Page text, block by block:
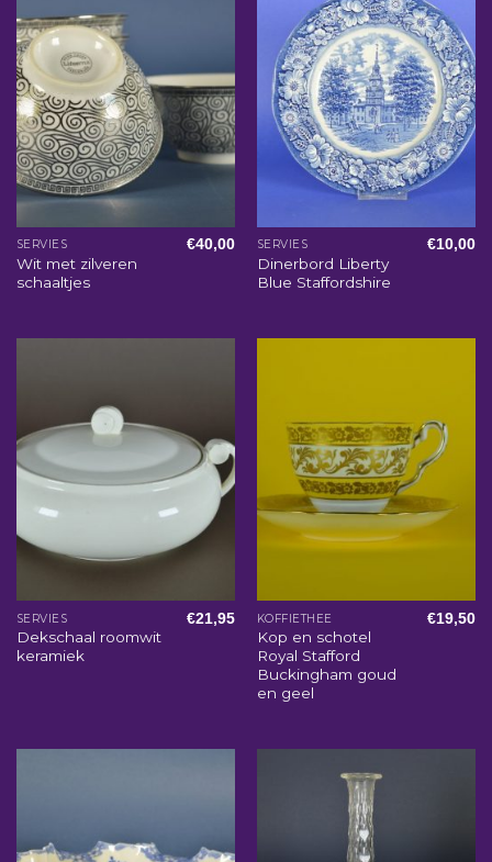
SERVIES
Wit met zilveren
schaaltjes
€40,00 SERVIES
Dinerbord Liberty
Blue Staffordshire
€10,00
SERVIES
Dekschaal roomwit
keramiek
€21,95 KOFFIETHEE
Kop en schotel
Royal Stafford
Buckingham goud
en geel
€19,50